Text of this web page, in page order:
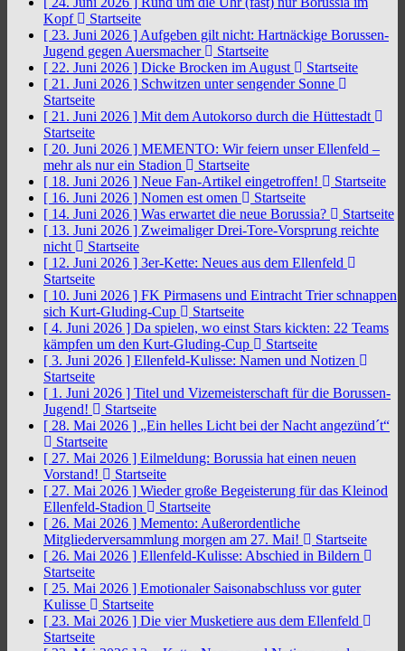
Kopf
Startseite
[ 23. Juni 2026 ] Aufgeben gilt nicht: Hartnäckige Borussen-
Jugend gegen Auersmacher
Startseite
[ 22. Juni 2026 ] Dicke Brocken im August
Startseite
[ 21. Juni 2026 ] Schwitzen unter sengender Sonne
Startseite
[ 21. Juni 2026 ] Mit dem Autokorso durch die Hüttestadt
Startseite
[ 20. Juni 2026 ] MEMENTO: Wir feiern unser Ellenfeld –
mehr als nur ein Stadion
Startseite
[ 18. Juni 2026 ] Neue Fan-Artikel eingetroffen!
Startseite
[ 16. Juni 2026 ] Nomen est omen
Startseite
[ 14. Juni 2026 ] Was erwartet die neue Borussia?
Startseite
[ 13. Juni 2026 ] Zweimaliger Drei-Tore-Vorsprung reichte
nicht
Startseite
[ 12. Juni 2026 ] 3er-Kette: Neues aus dem Ellenfeld
Startseite
[ 10. Juni 2026 ] FK Pirmasens und Eintracht Trier schnappen
sich Kurt-Gluding-Cup
Startseite
[ 4. Juni 2026 ] Da spielen, wo einst Stars kickten: 22 Teams
kämpfen um den Kurt-Gluding-Cup
Startseite
[ 3. Juni 2026 ] Ellenfeld-Kulisse: Namen und Notizen
Startseite
[ 1. Juni 2026 ] Titel und Vizemeisterschaft für die Borussen-
Jugend!
Startseite
[ 28. Mai 2026 ] „Ein helles Licht bei der Nacht angezünd´t“
Startseite
[ 27. Mai 2026 ] Eilmeldung: Borussia hat einen neuen
Vorstand!
Startseite
[ 27. Mai 2026 ] Wieder große Begeisterung für das Kleinod
Ellenfeld-Stadion
Startseite
[ 26. Mai 2026 ] Memento: Außerordentliche
Mitgliederversammlung morgen am 27. Mai!
Startseite
[ 26. Mai 2026 ] Ellenfeld-Kulisse: Abschied in Bildern
Startseite
[ 25. Mai 2026 ] Emotionaler Saisonabschluss vor guter
Kulisse
Startseite
[ 23. Mai 2026 ] Die vier Musketiere aus dem Ellenfeld
Startseite